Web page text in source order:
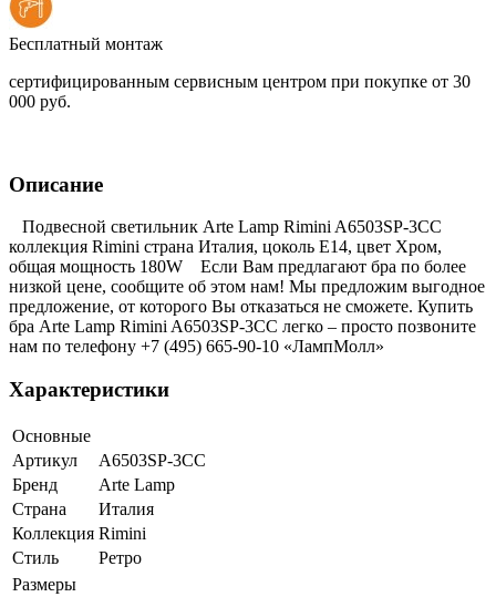
Бесплатный монтаж
сертифицированным сервисным центром при покупке от 30
000 руб.
Описание
Подвесной светильник Arte Lamp Rimini A6503SP-3CC
коллекция Rimini страна Италия, цоколь E14, цвет Хром,
общая мощность 180W Если Вам предлагают бра по более
низкой цене, сообщите об этом нам! Мы предложим выгодное
предложение, от которого Вы отказаться не сможете. Купить
бра Arte Lamp Rimini A6503SP-3CC легко – просто позвоните
нам по телефону +7 (495) 665-90-10 «ЛампМолл»
Характеристики
Основные
Артикул
A6503SP-3CC
Бренд
Arte Lamp
Страна
Италия
Коллекция Rimini
Стиль
Ретро
Размеры